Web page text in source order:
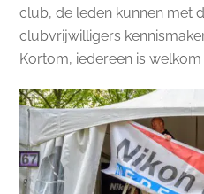
club, de leden kunnen met
clubvrijwilligers
Kortom, iedereen is